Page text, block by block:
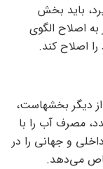
باید بخش
اصلاح الگوی
اصلاح کند.
دیگر بخشهاست،
مصرف آب را با
و جهانی را در
می‌دهد.